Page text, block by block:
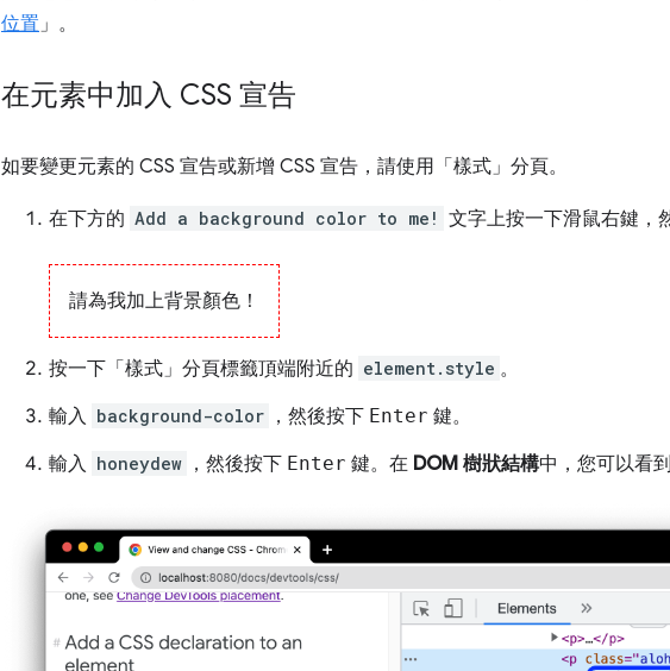
位置」。
在元素中加入 CSS 宣告
如要變更元素的 CSS 宣告或新增 CSS 宣告，請使用「樣式」 分頁。
在下方的 Add a background color to me! 文字上按一下滑鼠右鍵，
請為我加上背景顏色！
按一下「樣式」 分頁標籤頂端附近的 element.style 。
輸入 background-color ，然後按下 Enter 鍵。
輸入 honeydew ，然後按下 Enter 鍵。在 DOM 樹狀結構中，您可以看